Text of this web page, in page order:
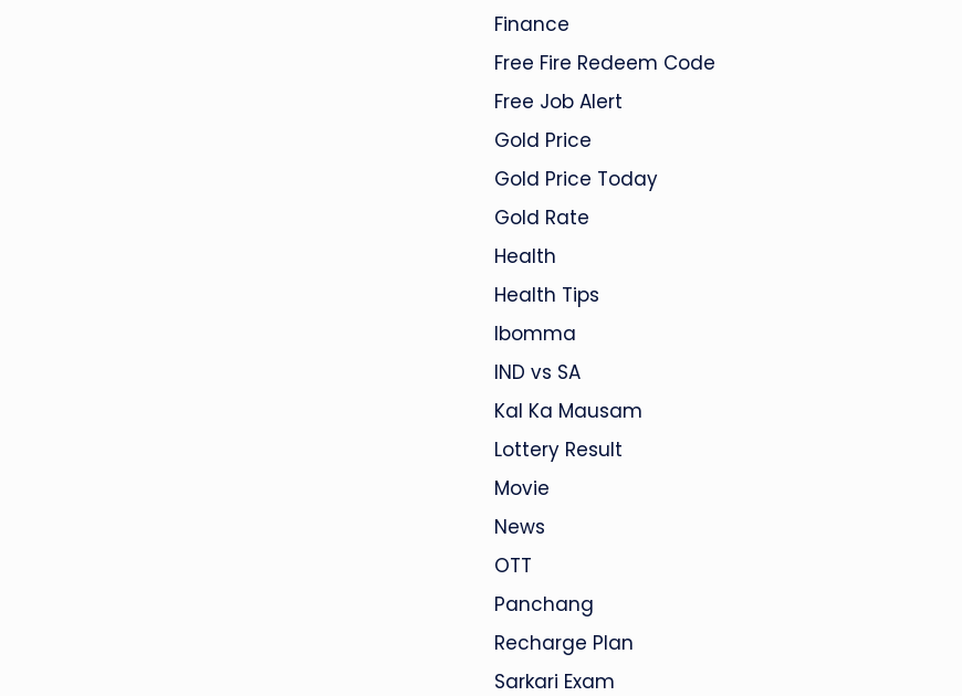
Finance
Free Fire Redeem Code
Free Job Alert
Gold Price
Gold Price Today
Gold Rate
Health
Health Tips
Ibomma
IND vs SA
Kal Ka Mausam
Lottery Result
Movie
News
OTT
Panchang
Recharge Plan
Sarkari Exam